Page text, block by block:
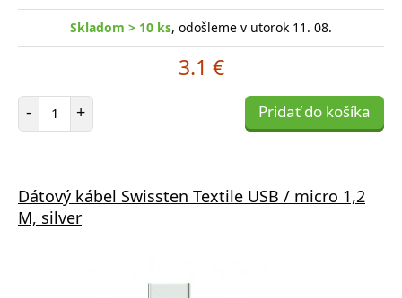
Skladom > 10 ks, odošleme v utorok 11. 08.
3.1 €
- Počet položiek
+ Pridať do košíka
Dátový kábel Swissten Textile USB / micro 1,2
M, silver